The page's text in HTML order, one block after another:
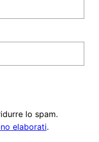
lo spam.
elaborati.